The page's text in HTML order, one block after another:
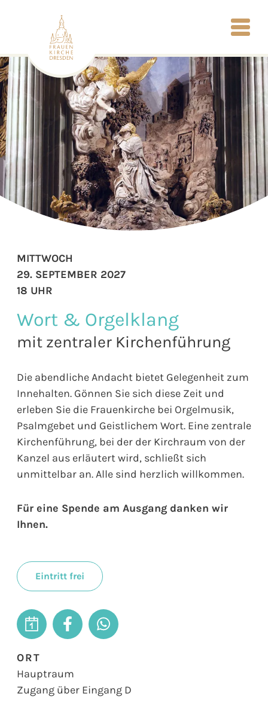
Wort & Orgelklang
mit zentraler Kirchenführung
Die abendliche Andacht bietet Gelegenheit zum
Innehalten. Gönnen Sie sich diese Zeit und
erleben Sie die Frauenkirche bei Orgelmusik,
Psalmgebet und Geistlichem Wort. Eine zentrale
Kirchenführung, bei der der Kirchraum von der
Kanzel aus erläutert wird, schließt sich
unmittelbar an. Alle sind herzlich willkommen.
Für eine Spende am Ausgang danken wir
Ihnen.
Eintritt frei
MITTWOCH
29. SEPTEMBER 2027
18 UHR
ORT
Hauptraum
Zugang über Eingang D